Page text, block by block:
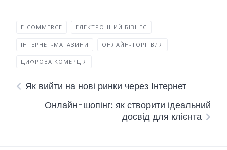
E-COMMERCE ЕЛЕКТРОННИЙ БІЗНЕС
ІНТЕРНЕТ-МАГАЗИНИ ОНЛАЙН-ТОРГІВЛЯ
ЦИФРОВА КОМЕРЦІЯ
Як вийти на нові ринки через Інтернет
Онлайн-шопінг: як створити ідеальний
досвід для клієнта